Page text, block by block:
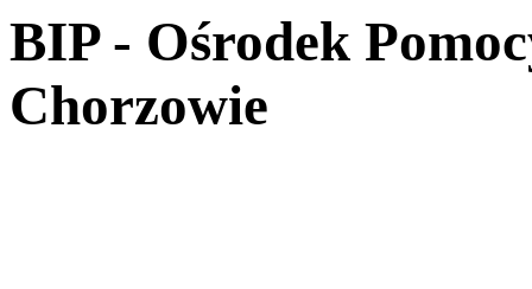
BIP - Ośrodek
Chorzowie